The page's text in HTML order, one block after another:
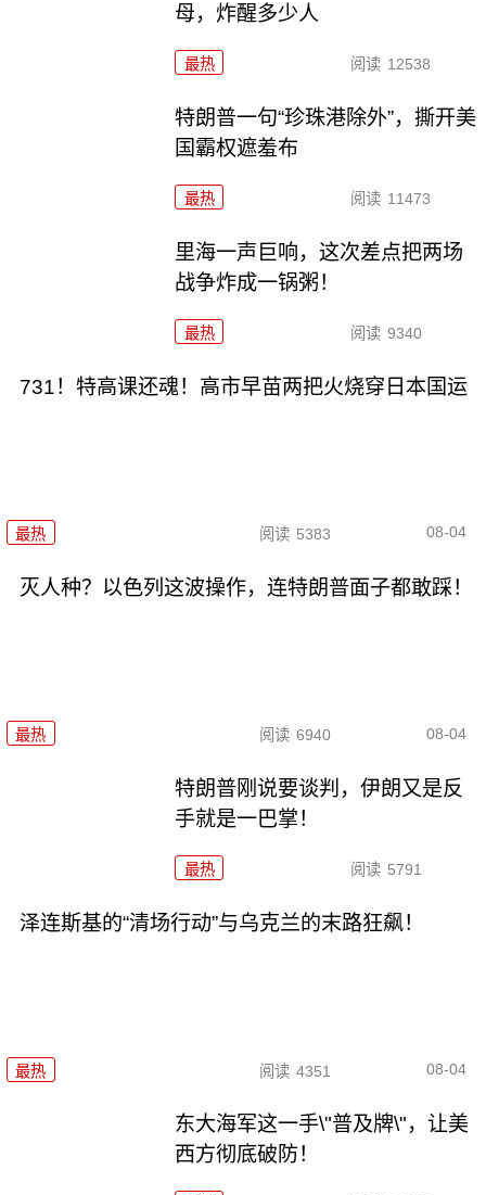
母，炸醒多少人
最热 阅读 12538
特朗普一句“珍珠港除外”，撕开美
国霸权遮羞布
最热 阅读 11473
里海一声巨响，这次差点把两场
战争炸成一锅粥！
最热 阅读 9340
731！特高课还魂！高市早苗两把火烧穿日本国运
最热 阅读 5383 08-04
灭人种？以色列这波操作，连特朗普面子都敢踩！
最热 阅读 6940 08-04
特朗普刚说要谈判，伊朗又是反
手就是一巴掌！
最热 阅读 5791
泽连斯基的“清场行动”与乌克兰的末路狂飙！
最热 阅读 4351 08-04
东大海军这一手\"普及牌\"，让美
西方彻底破防！